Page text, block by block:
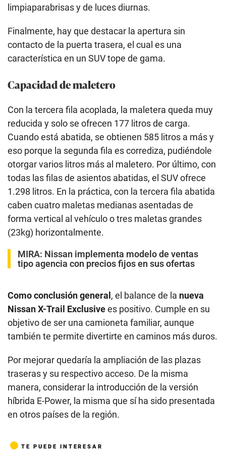
limpiaparabrisas y de luces diurnas.
Finalmente, hay que destacar la apertura sin
contacto de la puerta trasera, el cual es una
característica en un SUV tope de gama.
Capacidad de maletero
Con la tercera fila acoplada, la maletera queda muy
reducida y solo se ofrecen 177 litros de carga.
Cuando está abatida, se obtienen 585 litros a más y
eso porque la segunda fila es corrediza, pudiéndole
otorgar varios litros más al maletero. Por último, con
todas las filas de asientos abatidas, el SUV ofrece
1.298 litros. En la práctica, con la tercera fila abatida
caben cuatro maletas medianas asentadas de
forma vertical al vehículo o tres maletas grandes
(23kg) horizontalmente.
MIRA: Nissan implementa modelo de ventas
tipo agencia con precios fijos en sus ofertas
Como conclusión general , el balance de la nueva
Nissan X-Trail Exclusivees positivo. Cumple en su
objetivo de ser una camioneta familiar, aunque
también te permite divertirte en caminos más duros.
Por mejorar quedaría la ampliación de las plazas
traseras y su respectivo acceso. De la misma
manera, considerar la introducción de la versión
híbrida E-Power, la misma que sí ha sido presentada
en otros países de la región.
TE PUEDE INTERESAR